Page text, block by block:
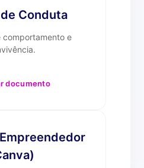
Conduta
comportamento e
documento